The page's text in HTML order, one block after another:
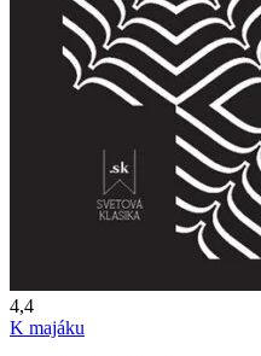
4,4
K majáku